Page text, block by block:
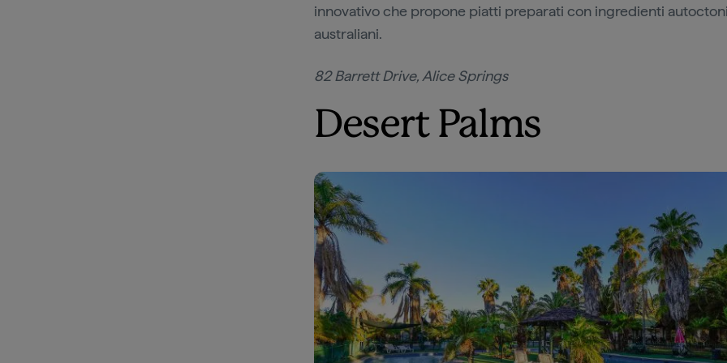
innovativo che propone piatti preparati con ingredienti
australiani.
82 Barrett Drive, Alice Springs
Desert Palms